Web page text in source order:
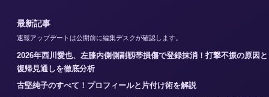
最新記事
速報アップデートは公開前に編集デスクが確認します。
2026年西川愛也、左膝内側側副靱帯損傷で登録抹消！打撃不振の原因と
復帰見通しを徹底分析
古堅純子のすべて！プロフィールと片付け術を解説